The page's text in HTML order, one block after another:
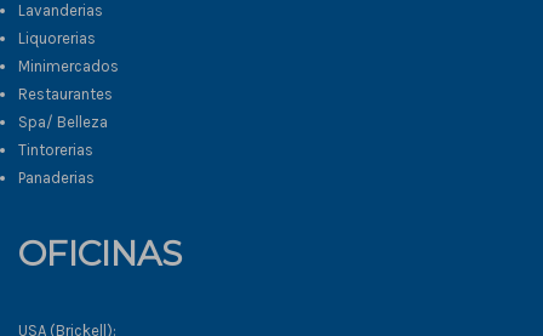
Lavanderias
Liquorerias
Minimercados
Restaurantes
Spa/ Belleza
Tintorerias
Panaderias
OFICINAS
USA (Brickell):